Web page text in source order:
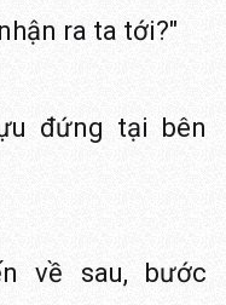
ra ta tới?"
đứng tại bên
về sau, bước